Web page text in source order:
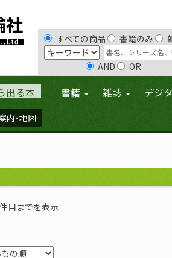
すべての商品 書籍のみ
AND OR
出る本 書籍 雑誌 デジ
内･地図
目までを表示